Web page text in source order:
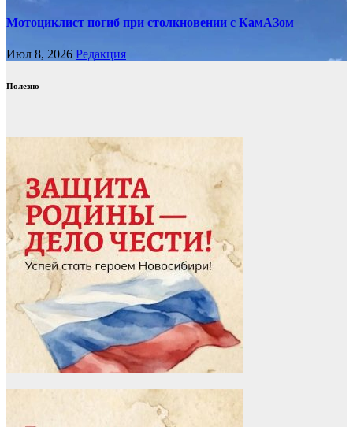
Мотоциклист погиб при столкновении с КамАЗом
Июл 8, 2026 Редакция
Полезно